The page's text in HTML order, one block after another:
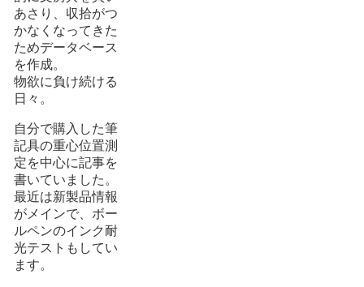
あさり、収拾がつ
かなくなってきた
ためデータベース
を作成。
物欲に負け続ける
日々。
自分で購入した筆
記具の重心位置測
定を中心に記事を
書いていました。
最近は新製品情報
がメインで、ボー
ルペンのインク耐
光テストもしてい
ます。